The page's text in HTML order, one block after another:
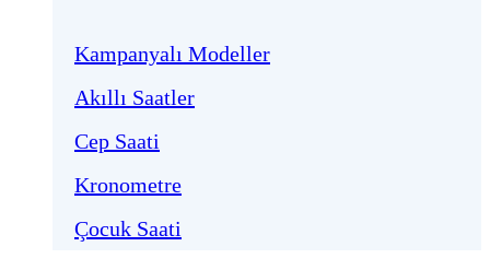
Kampanyalı Modeller
Akıllı Saatler
Cep Saati
Kronometre
Çocuk Saati